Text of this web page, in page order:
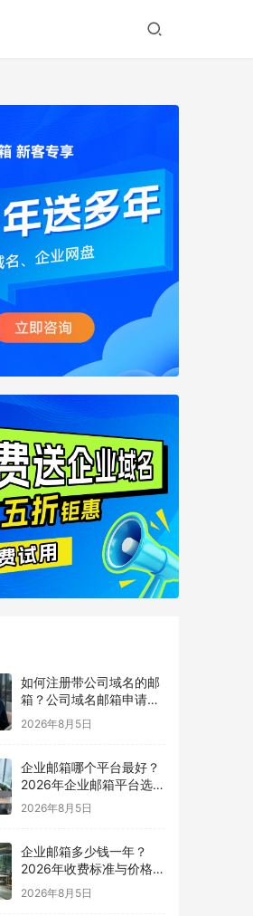
如何注册带公司域名的邮
箱？公司域名邮箱申请与
配置指南
2026年8月5日
企业邮箱哪个平台最好？
2026年企业邮箱平台选择
指南
2026年8月5日
企业邮箱多少钱一年？
2026年收费标准与价格计
算指南
2026年8月5日